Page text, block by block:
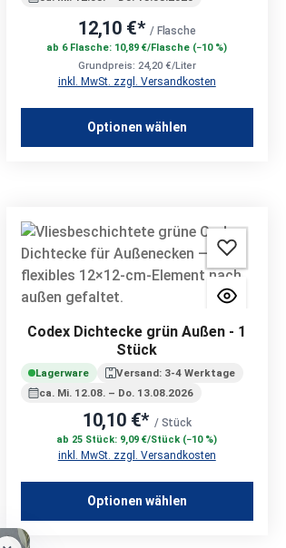
12,10 €* / Flasche
ab 6 Flasche: 10,89 €/Flasche (−10 %)
Grundpreis: 24,20 €/Liter
inkl. MwSt. zzgl. Versandkosten
Optionen wählen
Codex Dichtecke grün Außen - 1
Stück
Lagerware
Versand: 3-4 Werktage
ca. Mi. 12.08. – Do. 13.08.2026
10,10 €* / Stück
ab 25 Stück: 9,09 €/Stück (−10 %)
inkl. MwSt. zzgl. Versandkosten
Optionen wählen